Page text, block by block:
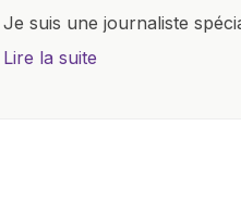
Je suis une journaliste
un site d'actualité de
Lire la suite